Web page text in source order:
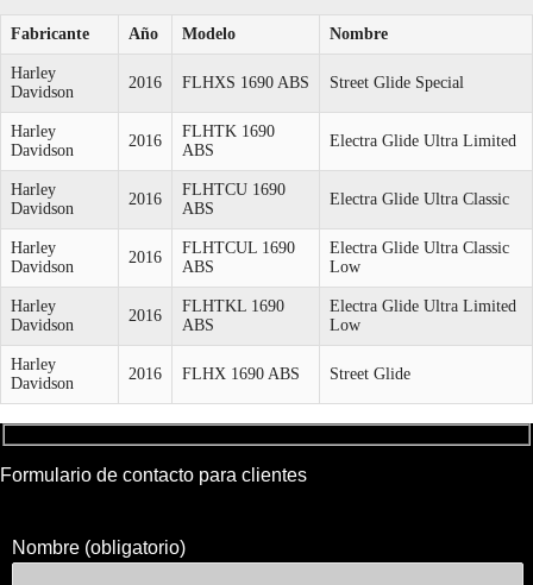
Fabricante Año Modelo Nombre
Harley
Davidson
2016 FLHXS 1690 ABS Street Glide Special
Harley
Davidson
2016
FLHTK 1690
ABS
Electra Glide Ultra Limited
Harley
Davidson
2016
FLHTCU 1690
ABS
Electra Glide Ultra Classic
Harley
Davidson
2016
FLHTCUL 1690
ABS
Electra Glide Ultra Classic
Low
Harley
Davidson
2016
FLHTKL 1690
ABS
Electra Glide Ultra Limited
Low
Harley
Davidson
2016 FLHX 1690 ABS Street Glide
Formulario de contacto para clientes
Nombre (obligatorio)